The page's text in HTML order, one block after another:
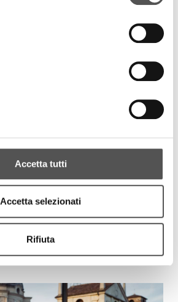
Accetta tutti
Accetta selezionati
Rifiuta